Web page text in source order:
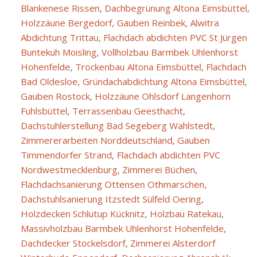
Blankenese Rissen, Dachbegrünung Altona Eimsbüttel,
Holzzäune Bergedorf, Gauben Reinbek, Alwitra
Abdichtung Trittau, Flachdach abdichten PVC St Jürgen
Buntekuh Moisling, Vollholzbau Barmbek Uhlenhorst
Hohenfelde, Trockenbau Altona Eimsbüttel, Flachdach
Bad Oldesloe, Gründachabdichtung Altona Eimsbüttel,
Gauben Rostock, Holzzäune Ohlsdorf Langenhorn
Fuhlsbüttel, Terrassenbau Geesthacht,
Dachstuhlerstellung Bad Segeberg Wahlstedt,
Zimmererarbeiten Norddeutschland, Gauben
Timmendorfer Strand, Flachdach abdichten PVC
Nordwestmecklenburg, Zimmerei Büchen,
Flachdachsanierung Ottensen Othmarschen,
Dachstuhlsanierung Itzstedt Sülfeld Oering,
Holzdecken Schlutup Kücknitz, Holzbau Ratekau,
Massivholzbau Barmbek Uhlenhorst Hohenfelde,
Dachdecker Stockelsdorf, Zimmerei Alsterdorf